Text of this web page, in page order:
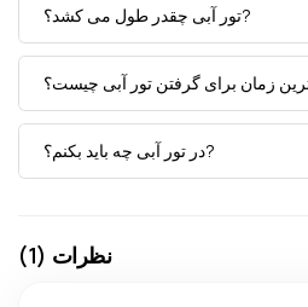
تور آبی چقدر طول می کشد؟?
در تور آبی چه باید بکنم؟?
نظرات (1)